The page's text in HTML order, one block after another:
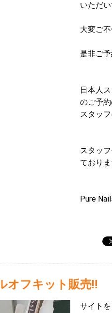
いただい
大変ご
是非ご
日本人
のご予
スタッ
スタッ
ておりま
Pure
オフキット販売‼️
サイト